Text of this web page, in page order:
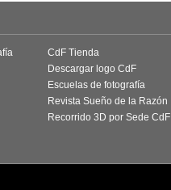
CdF Tienda
Descargar logo CdF
Escuelas de fotografía
Revista Sueño de la Razón
Recorrido 3D por Sede CdF